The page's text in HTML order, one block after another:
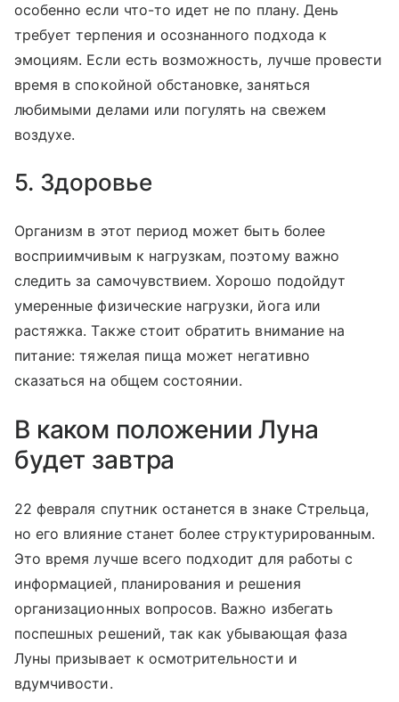
особенно если что-то идет не по плану. День
требует терпения и осознанного подхода к
эмоциям. Если есть возможность, лучше провести
время в спокойной обстановке, заняться
любимыми делами или погулять на свежем
воздухе.
5. Здоровье
Организм в этот период может быть более
восприимчивым к нагрузкам, поэтому важно
следить за самочувствием. Хорошо подойдут
умеренные физические нагрузки, йога или
растяжка. Также стоит обратить внимание на
питание: тяжелая пища может негативно
сказаться на общем состоянии.
В каком положении Луна
будет завтра
22 февраля спутник останется в знаке Стрельца,
но его влияние станет более структурированным.
Это время лучше всего подходит для работы с
информацией, планирования и решения
организационных вопросов. Важно избегать
поспешных решений, так как убывающая фаза
Луны призывает к осмотрительности и
вдумчивости.